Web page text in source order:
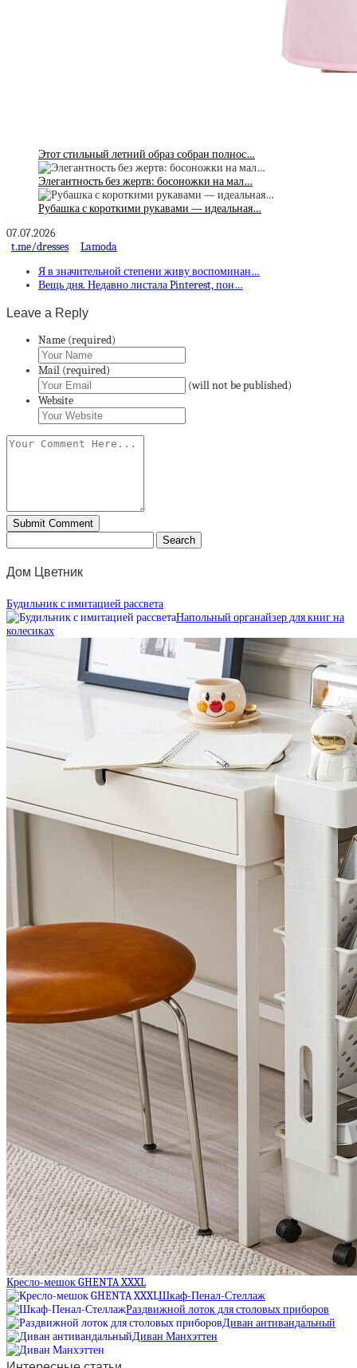
Этот стильный летний образ собран полнос…
Элегантность без жертв: босоножки на мал…
Рубашка с короткими рукавами — идеальная…
07.07.2026
t.me/dresses
Lamoda
Я в значительной степени живу воспоминан…
Вещь дня. Недавно листала Pinterest, пон…
Leave a Reply
Name (required)
Mail (required)
(will not be published)
Website
Дом Цветник
Будильник с имитацией рассвета
Напольный органайзер для книг на
колесиках
Кресло-мешок GHENTA XXXL
Шкаф-Пенал-Стеллаж
Раздвижной лоток для столовых приборов
Диван антивандальный
Диван Манхэттен